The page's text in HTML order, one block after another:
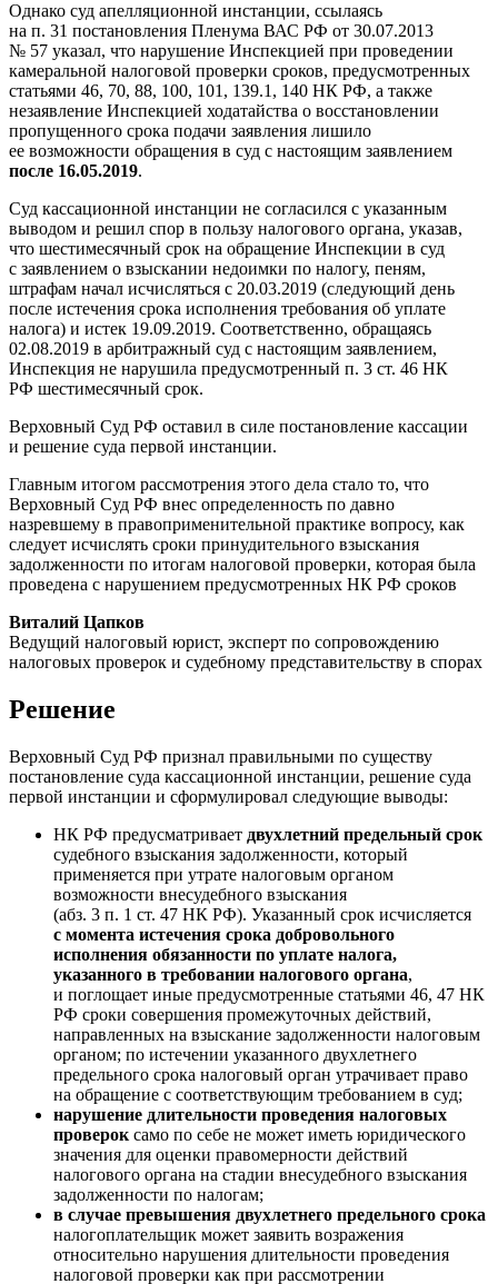
Однако суд апелляционной инстанции, ссылаясь
на п. 31 постановления Пленума ВАС РФ от 30.07.2013
№ 57 указал, что нарушение Инспекцией при проведении
камеральной налоговой проверки сроков, предусмотренных
статьями 46, 70, 88, 100, 101, 139.1, 140 НК РФ, а также
незаявление Инспекцией ходатайства о восстановлении
пропущенного срока подачи заявления лишило
ее возможности обращения в суд с настоящим заявлением
после 16.05.2019.
Суд кассационной инстанции не согласился с указанным
выводом и решил спор в пользу налогового органа, указав,
что шестимесячный срок на обращение Инспекции в суд
с заявлением о взыскании недоимки по налогу, пеням,
штрафам начал исчисляться с 20.03.2019 (следующий день
после истечения срока исполнения требования об уплате
налога) и истек 19.09.2019. Соответственно, обращаясь
02.08.2019 в арбитражный суд с настоящим заявлением,
Инспекция не нарушила предусмотренный п. 3 ст. 46 НК
РФ шестимесячный срок.
Верховный Суд РФ оставил в силе постановление кассации
и решение суда первой инстанции.
Главным итогом рассмотрения этого дела стало то, что
Верховный Суд РФ внес определенность по давно
назревшему в правоприменительной практике вопросу, как
следует исчислять сроки принудительного взыскания
задолженности по итогам налоговой проверки, которая была
проведена с нарушением предусмотренных НК РФ сроков
Виталий Цапков
Ведущий налоговый юрист, эксперт по сопровождению
налоговых проверок и судебному представительству в спорах
Решение
Верховный Суд РФ признал правильными по существу
постановление суда кассационной инстанции, решение суда
первой инстанции и сформулировал следующие выводы:
НК РФ предусматривает двухлетний предельный срок
судебного взыскания задолженности, который
применяется при утрате налоговым органом
возможности внесудебного взыскания
(абз. 3 п. 1 ст. 47 НК РФ). Указанный срок исчисляется
с момента истечения срока добровольного
исполнения обязанности по уплате налога,
указанного в требовании налогового органа,
и поглощает иные предусмотренные статьями 46, 47 НК
РФ сроки совершения промежуточных действий,
направленных на взыскание задолженности налоговым
органом; по истечении указанного двухлетнего
предельного срока налоговый орган утрачивает право
на обращение с соответствующим требованием в суд;
нарушение длительности проведения налоговых
проверок само по себе не может иметь юридического
значения для оценки правомерности действий
налогового органа на стадии внесудебного взыскания
задолженности по налогам;
в случае превышения двухлетнего предельного срока
налогоплательщик может заявить возражения
относительно нарушения длительности проведения
налоговой проверки как при рассмотрении